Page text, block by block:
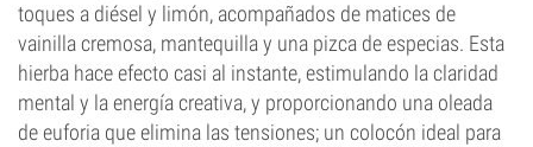
toques a diésel y limón, acompañados de matices de
vainilla cremosa, mantequilla y una pizca de especias. Esta
hierba hace efecto casi al instante, estimulando la claridad
mental y la energía creativa, y proporcionando una oleada
de euforia que elimina las tensiones; un colocón ideal para